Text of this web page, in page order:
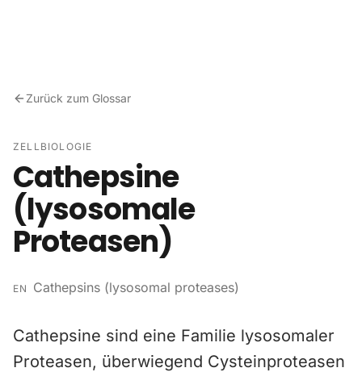
Zurück zum Glossar
ZELLBIOLOGIE
Cathepsine
(lysosomale
Proteasen)
EN Cathepsins (lysosomal proteases)
Cathepsine sind eine Familie lysosomaler
Proteasen, überwiegend Cysteinproteasen